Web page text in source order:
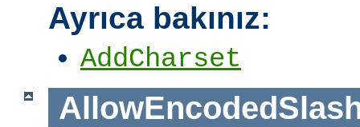
Ayrıca bakınız:
AddCharset